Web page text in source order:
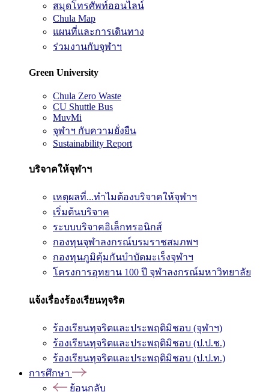
สมุดโทรศัพท์ออนไลน์
Chula Map
แผนที่และการเดินทาง
ร่วมงานกับจุฬาฯ
Green University
Chula Zero Waste
CU Shuttle Bus
MuvMi
จุฬาฯ กับความยั่งยืน
Sustainability Report
บริจาคให้จุฬาฯ
เหตุผลที่...ทำไมต้องบริจาคให้จุฬาฯ
เริ่มต้นบริจาค
ระบบบริจาคอิเล็กทรอนิกส์
กองทุนจุฬาลงกรณ์บรมราชสมภพฯ
กองทุนภูมิคุ้มกันบำบัดมะเร็งจุฬาฯ
โครงการอุทยาน 100 ปี จุฬาลงกรณ์มหาวิทยาลัย
แจ้งเรื่องร้องเรียนทุจริต
ร้องเรียนทุจริตและประพฤติมิชอบ (จุฬาฯ)
ร้องเรียนทุจริตและประพฤติมิชอบ (ป.ป.ช.)
ร้องเรียนทุจริตและประพฤติมิชอบ (ป.ป.ท.)
การศึกษา
ย้อนกลับ